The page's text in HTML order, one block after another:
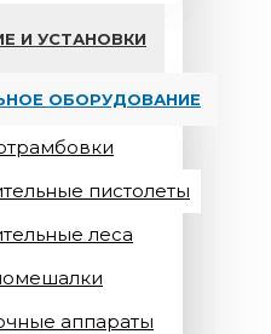
И УСТАНОВКИ
ОБОРУДОВАНИЕ
пистолеты
леса
аппараты